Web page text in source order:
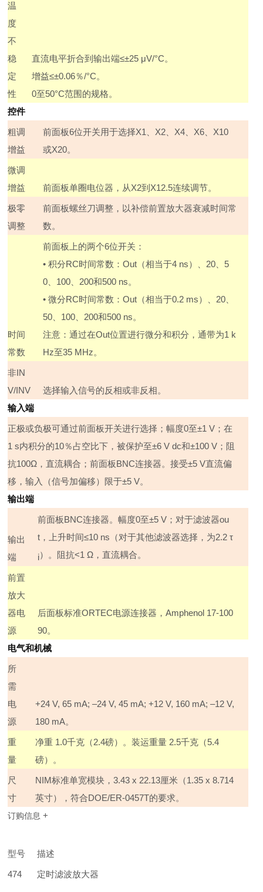
温
度
不
稳
定
性
直流电平折合到输出端≤±25 μV/°C。
增益≤±0.06％/°C。
0至50°C范围的规格。
控件
粗调
增益
前面板6位开关用于选择X1 X2 X4 X6
X10
或X20。
微调
增益
前面板单圈电位器，从X2到 X12.5连续调节。
极零
调整
前面板螺丝刀调整，以补偿前置放大器衰减时间常
数。
时间
常数
前面板上的两个6位开关：
• 积分RC时间常数：Out （相当于4 ns）、 20
5
0
100 200和500 ns。
• 微分RC时间常数：Out （相当于0.2 ms）、 20
50
100 200和500 ns。
注意：通过在Out位置进行微分和积分，通带为1 k
Hz至35 MHz。
非IN
V/INV
选择输入信号的反相或非反相。
输入端
正极或负极可通过前面板开关进行选择；幅度0至±1 V ；在
1 s内积分的10％占空比下，被保护至±6 V dc和±100 V ；阻
抗100Ω，直流耦合；前面板BNC连接器。接受±5 V直流偏
移，输入（信号加偏移）限于±5 V。
输出端
输出
端
前面板BNC连接器。幅度0至±5 V ；对于滤波器ou
t ，上升时间≤10 ns （对于其他滤波器选择，为2.2τ
i）。阻抗<1 Ω，直流耦合。
前置
放大
器电
源
后面板标准ORTEC电源连接器，Amphenol 17-100
90。
电气和机械
所
需
电
源
+24 V, 65 mA;–24 V, 45 mA; +12 V, 160 mA;–12 V,
180 mA。
重
量
净重 1.0千克（2.4磅）。装运重量 2.5千克（5.4
磅）。
尺
寸
NIM标准单宽模块，3.43 x 22.13厘米（1.35 x 8.714
英寸），符合DOE/ER-0457T的要求。
订购信息+
型号 描述
474 定时滤波放大器